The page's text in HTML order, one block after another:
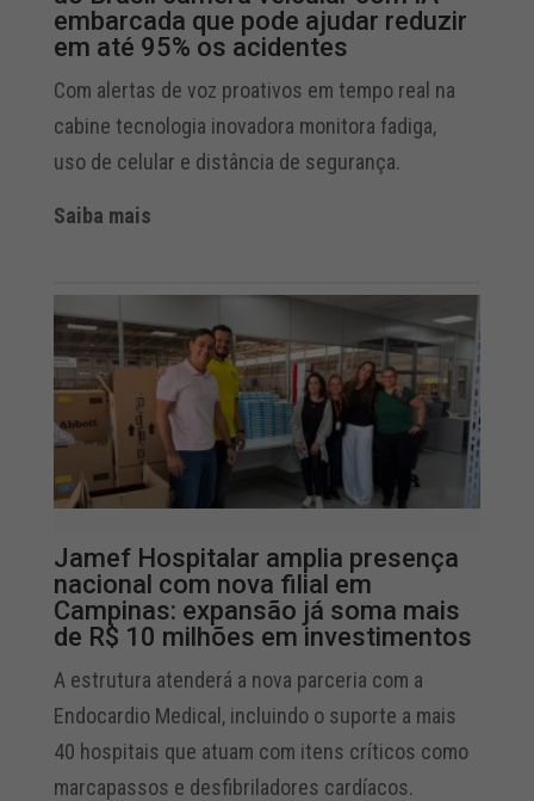
embarcada que pode ajudar reduzir
em até 95% os acidentes
Com alertas de voz proativos em tempo real na
cabine tecnologia inovadora monitora fadiga,
uso de celular e distância de segurança.
Saiba mais
Jamef Hospitalar amplia presença
nacional com nova filial em
Campinas: expansão já soma mais
de R$ 10 milhões em investimentos
A estrutura atenderá a nova parceria com a
Endocardio Medical, incluindo o suporte a mais
40 hospitais que atuam com itens críticos como
marcapassos e desfibriladores cardíacos.